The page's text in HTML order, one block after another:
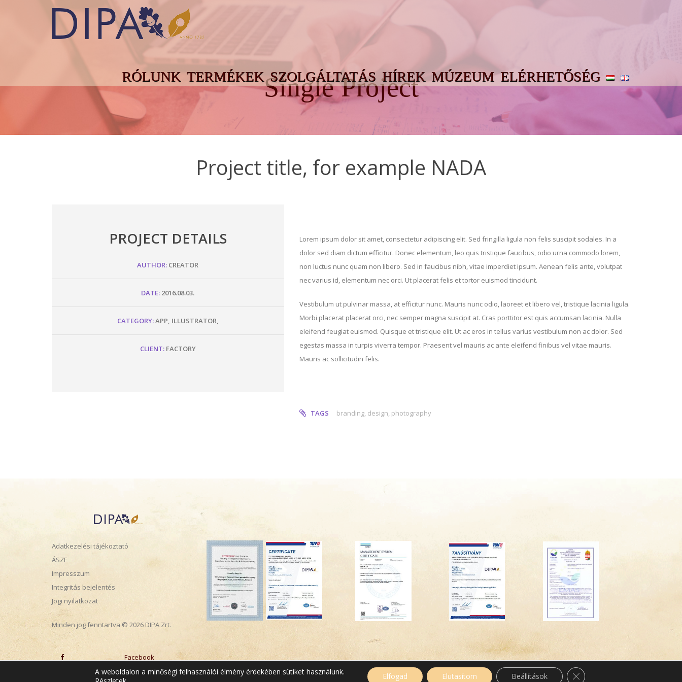
RÓLUNK TERMÉKEK SZOLGÁLTATÁS HÍREK MÚZEUM ELÉRHETŐSÉG
Single Project
Project title, for example NADA
PROJECT DETAILS
AUTHOR: CREATOR
DATE: 2016.08.03.
CATEGORY:APP, ILLUSTRATOR,
CLIENT:FACTORY
Lorem ipsum dolor sit amet, consectetur adipiscing elit. Sed fringilla ligula non felis suscipit sodales. In a
dolor sed diam dictum efficitur. Donec elementum, leo quis tristique faucibus, odio urna commodo lorem,
non luctus nunc quam non libero. Sed in faucibus nibh, vitae imperdiet ipsum. Aenean felis ante, volutpat
nec varius id, elementum nec orci. Ut placerat felis et tortor euismod tincidunt.
Vestibulum ut pulvinar massa, at efficitur nunc. Mauris nunc odio, laoreet et libero vel, tristique lacinia ligula.
Morbi placerat placerat orci, nec semper magna suscipit at. Cras porttitor est quis accumsan lacinia. Nulla
eleifend feugiat euismod. Quisque et tristique elit. Ut ac eros in tellus varius vestibulum non ac dolor. Sed
egestas massa in turpis viverra tempor. Praesent vel mauris ac ante eleifend finibus vel vitae mauris.
Mauris ac sollicitudin felis.
TAGS branding, design, photography
Adatkezelési tájékoztató
ÁSZF
Impresszum
Integritás bejelentés
Jogi nyilatkozat
Minden jog fenntartva © 2026 DIPA Zrt.
Facebook
A weboldalon a minőségi felhasználói élmény érdekében sütiket használunk.
Elfogad Elutasítom Beállítások Close GDPR Cookie Banner